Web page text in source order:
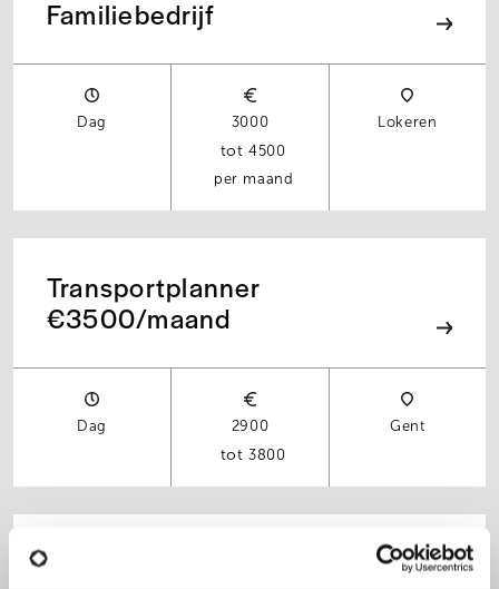
Familiebedrijf
Dag
3000
4500
per maand
Lokeren
Transportplanner
€3500/maand
Dag
2900
3800
Gent
Planningsverantwoordelijke